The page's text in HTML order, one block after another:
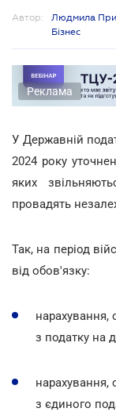
Автор:
Людмила
Бізнес
Реклама
У Державній
2024 року
яких
провадять
Так, на період
від обов'язку:
нарахування,
з податку на
нарахування,
з єдиного